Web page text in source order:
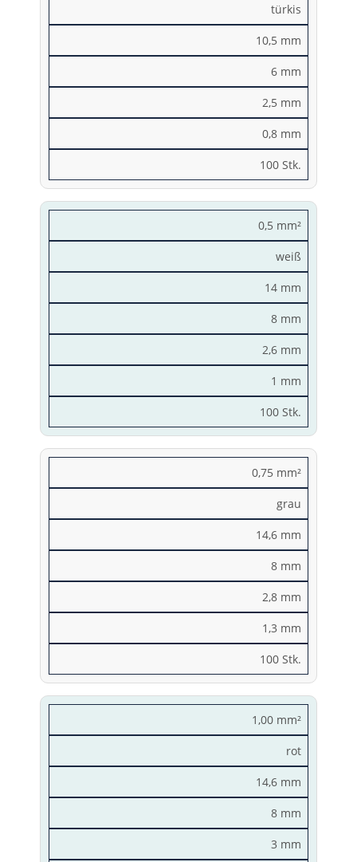
türkis
10,5 mm
6 mm
2,5 mm
0,8 mm
100 Stk.
0,5 mm²
weiß
14 mm
8 mm
2,6 mm
1 mm
100 Stk.
0,75 mm²
grau
14,6 mm
8 mm
2,8 mm
1,3 mm
100 Stk.
1,00 mm²
rot
14,6 mm
8 mm
3 mm